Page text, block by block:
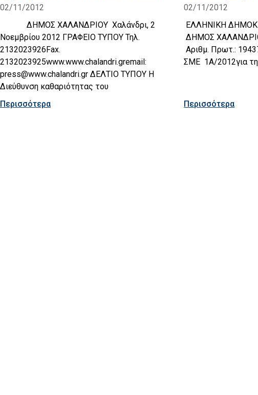
02/11/2012
ΔΗΜΟΣ ΧΑΛΑΝΔΡΙΟΥ Χαλάνδρι, 2
Νοεμβρίου 2012 ΓΡΑΦΕΙΟ ΤΥΠΟΥ Τηλ.
2132023926Fax.
2132023925www.www.chalandri.gremail:
press@www.chalandri.gr ΔΕΛΤΙΟ ΤΥΠΟΥ Η
Διεύθυνση καθαριότητας του
Περισσότερα
02/11/2012
ΕΛΛΗΝΙΚΗ
ΔΗΜΟΣ
Αριθμ. Πρωτ.:
ΣΜΕ 1A/2012για τη
Περισσότερα